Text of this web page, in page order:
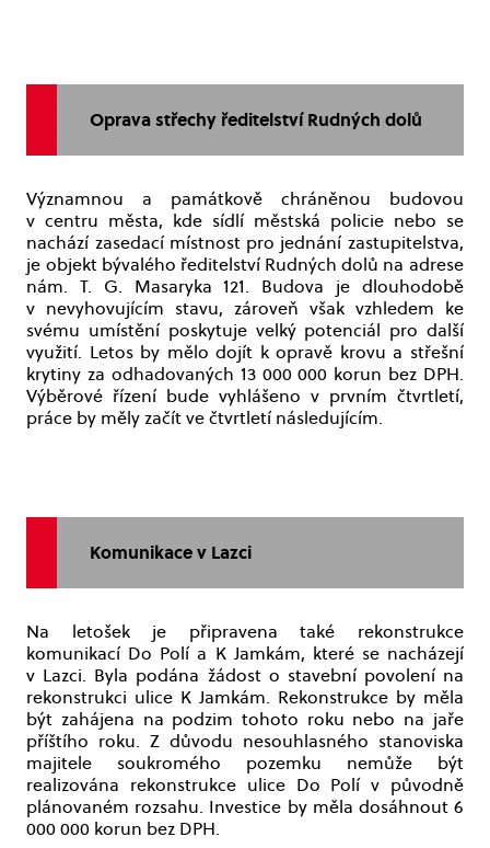
Oprava střechy ředitelství Rudných dolů
Významnou a památkově chráněnou budovou
v centru města, kde sídlí městská policie nebo se
nachází zasedací místnost pro jednání zastupitelstva,
je objekt bývalého ředitelství Rudných dolů na adrese
nám. T. G. Masaryka 121. Budova je dlouhodobě
v nevyhovujícím stavu, zároveň však vzhledem ke
svému umístění poskytuje velký potenciál pro další
využití. Letos by mělo dojít k opravě krovu a střešní
krytiny za odhadovaných 13 000 000 korun bez DPH.
Výběrové řízení bude vyhlášeno v prvním čtvrtletí,
práce by měly začít ve čtvrtletí následujícím.
Komunikace v Lazci
Na letošek je připravena také rekonstrukce
komunikací Do Polí a K Jamkám, které se nacházejí
v Lazci. Byla podána žádost o stavební povolení na
rekonstrukci ulice K Jamkám. Rekonstrukce by měla
být zahájena na podzim tohoto roku nebo na jaře
příštího roku. Z důvodu nesouhlasného stanoviska
majitele soukromého pozemku nemůže být
realizována rekonstrukce ulice Do Polí v původně
plánovaném rozsahu. Investice by měla dosáhnout 6
000 000 korun bez DPH.